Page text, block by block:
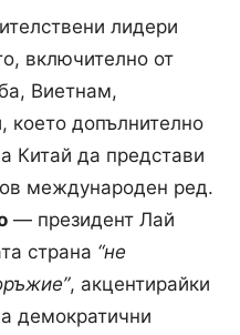
лидери
включително от
Виетнам,
което допълнително
Китай да представи
международен ред.
— президент Лай
страна “не
, акцентирайки
демократични